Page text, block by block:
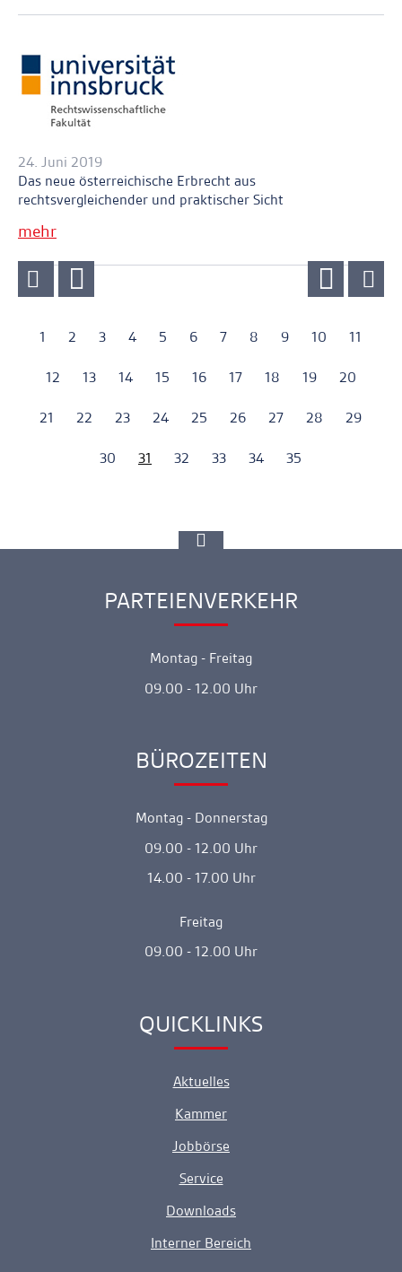
24. Juni 2019
Das neue österreichische Erbrecht aus
rechtsvergleichender und praktischer Sicht
mehr
1 2 3 4 5 6 7 8 9 10 11
12 13 14 15 16 17 18 19 20
21 22 23 24 25 26 27 28 29
30 31 32 33 34 35
Ankerlink
PARTEIENVERKEHR
Montag - Freitag
09.00 - 12.00 Uhr
Ankerlink
BÜROZEITEN
Montag - Donnerstag
09.00 - 12.00 Uhr
14.00 - 17.00 Uhr
Freitag
09.00 - 12.00 Uhr
Ankerlink
QUICKLINKS
Aktuelles
Kammer
Jobbörse
Service
Downloads
Interner Bereich
zur